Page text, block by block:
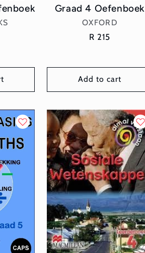
Graad 4 Oefenboek
Vendor:
OXFORD
Regular
R 215
Add to cart